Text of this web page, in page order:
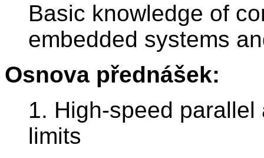
Basic knowledge of
embedded systems
Osnova přednášek:
1. High-speed
limits